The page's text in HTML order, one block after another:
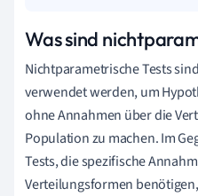
Was sind
Nichtparametrische Tests
verwendet werden, um
ohne Annahmen über die
Population zu machen. Im
Tests, die spezifische
Verteilungsformen